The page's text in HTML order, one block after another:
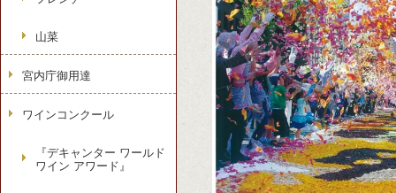
山菜
宮内庁御用達
ワインコンクール
『デキャンター ワールド
ワイン アワード』